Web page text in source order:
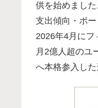
供を始めまし
支出傾向・ポ
2026年4月にフ
月2億人超のユ
へ本格参入した